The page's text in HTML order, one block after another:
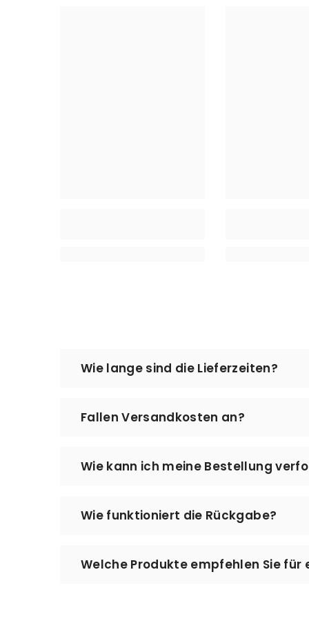
Wie lange sind die Lieferzeiten?
Die Bearbeitung Ihrer Bestellung, die
Werktage. Bei MeinLeseplatz setzen
Fallen Versandkosten an?
Nein – der Versand ist kostenlos. Es
Wie kann ich meine Bestellung
Den Status Ihrer Bestellung können Sie
aktuellen Lieferstatus einzusehen. Bitte
Wie funktioniert die Rückgabe?
Sie können Ihre Bestellung innerhalb
Kontakt@meinleseplatz.de – wir
Welche Produkte empfehlen Sie für